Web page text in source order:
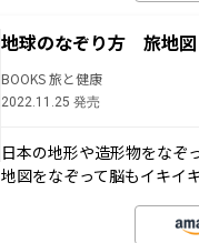
地球のなぞり方 旅地
BOOKS 旅と健康
2022.11.25 発売
日本の地形や造形物をなぞ
地図をなぞって脳もイキイ